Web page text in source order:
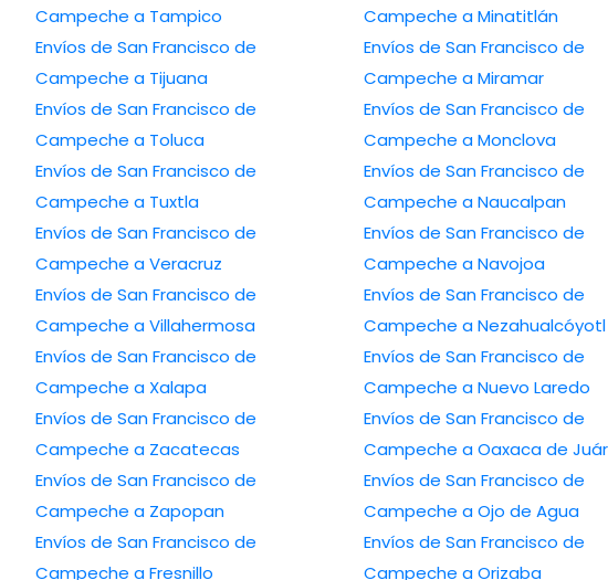
Campeche a Tampico
Envíos de San Francisco de
Campeche a Tijuana
Envíos de San Francisco de
Campeche a Toluca
Envíos de San Francisco de
Campeche a Tuxtla
Envíos de San Francisco de
Campeche a Veracruz
Envíos de San Francisco de
Campeche a Villahermosa
Envíos de San Francisco de
Campeche a Xalapa
Envíos de San Francisco de
Campeche a Zacatecas
Envíos de San Francisco de
Campeche a Zapopan
Envíos de San Francisco de
Campeche a Fresnillo
Campeche a Minatitlán
Envíos de San Francisco de
Campeche a Miramar
Envíos de San Francisco de
Campeche a Monclova
Envíos de San Francisco de
Campeche a Naucalpan
Envíos de San Francisco de
Campeche a Navojoa
Envíos de San Francisco de
Campeche a Nezahualcóyotl
Envíos de San Francisco de
Campeche a Nuevo Laredo
Envíos de San Francisco de
Campeche a Oaxaca de
Envíos de San Francisco de
Campeche a Ojo de Agua
Envíos de San Francisco de
Campeche a Orizaba